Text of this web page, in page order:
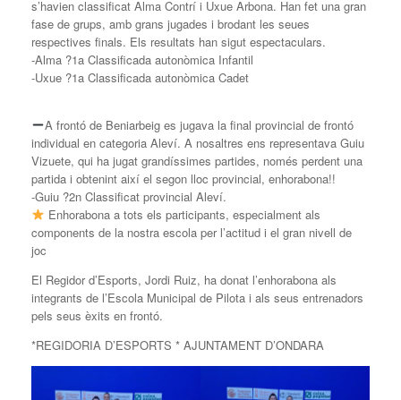
s’havien classificat Alma Contrí i Uxue Arbona. Han fet una gran
fase de grups, amb grans jugades i brodant les seues
respectives finals. Els resultats han sigut espectaculars.
-Alma ?1a Classificada autonòmica Infantil
-Uxue ?1a Classificada autonòmica Cadet
A frontó de Beniarbeig es jugava la final provincial de frontó
individual en categoria Aleví. A nosaltres ens representava Guiu
Vizuete, qui ha jugat grandíssimes partides, només perdent una
partida i obtenint així el segon lloc provincial, enhorabona!!
-Guiu ?2n Classificat provincial Aleví.
Enhorabona a tots els participants, especialment als
components de la nostra escola per l’actitud i el gran nivell de
joc
El Regidor d’Esports, Jordi Ruiz, ha donat l’enhorabona als
integrants de l’Escola Municipal de Pilota i als seus entrenadors
pels seus èxits en frontó.
*REGIDORIA D’ESPORTS * AJUNTAMENT D’ONDARA